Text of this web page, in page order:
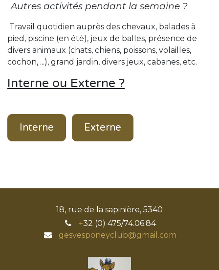
Autres activités pendant la semaine ?
Travail quotidien auprès des chevaux, balades à
pied, piscine (en été), jeux de balles, présence de
divers animaux (chats, chiens, poissons, volailles,
cochon, ...), grand jardin, divers jeux, cabanes, etc.
Interne ou Externe ?
Interne Externe
18, rue de la sapinière, 5340
+32 (0) 475/74.06.84
gesvesponeyclub@gmail.com